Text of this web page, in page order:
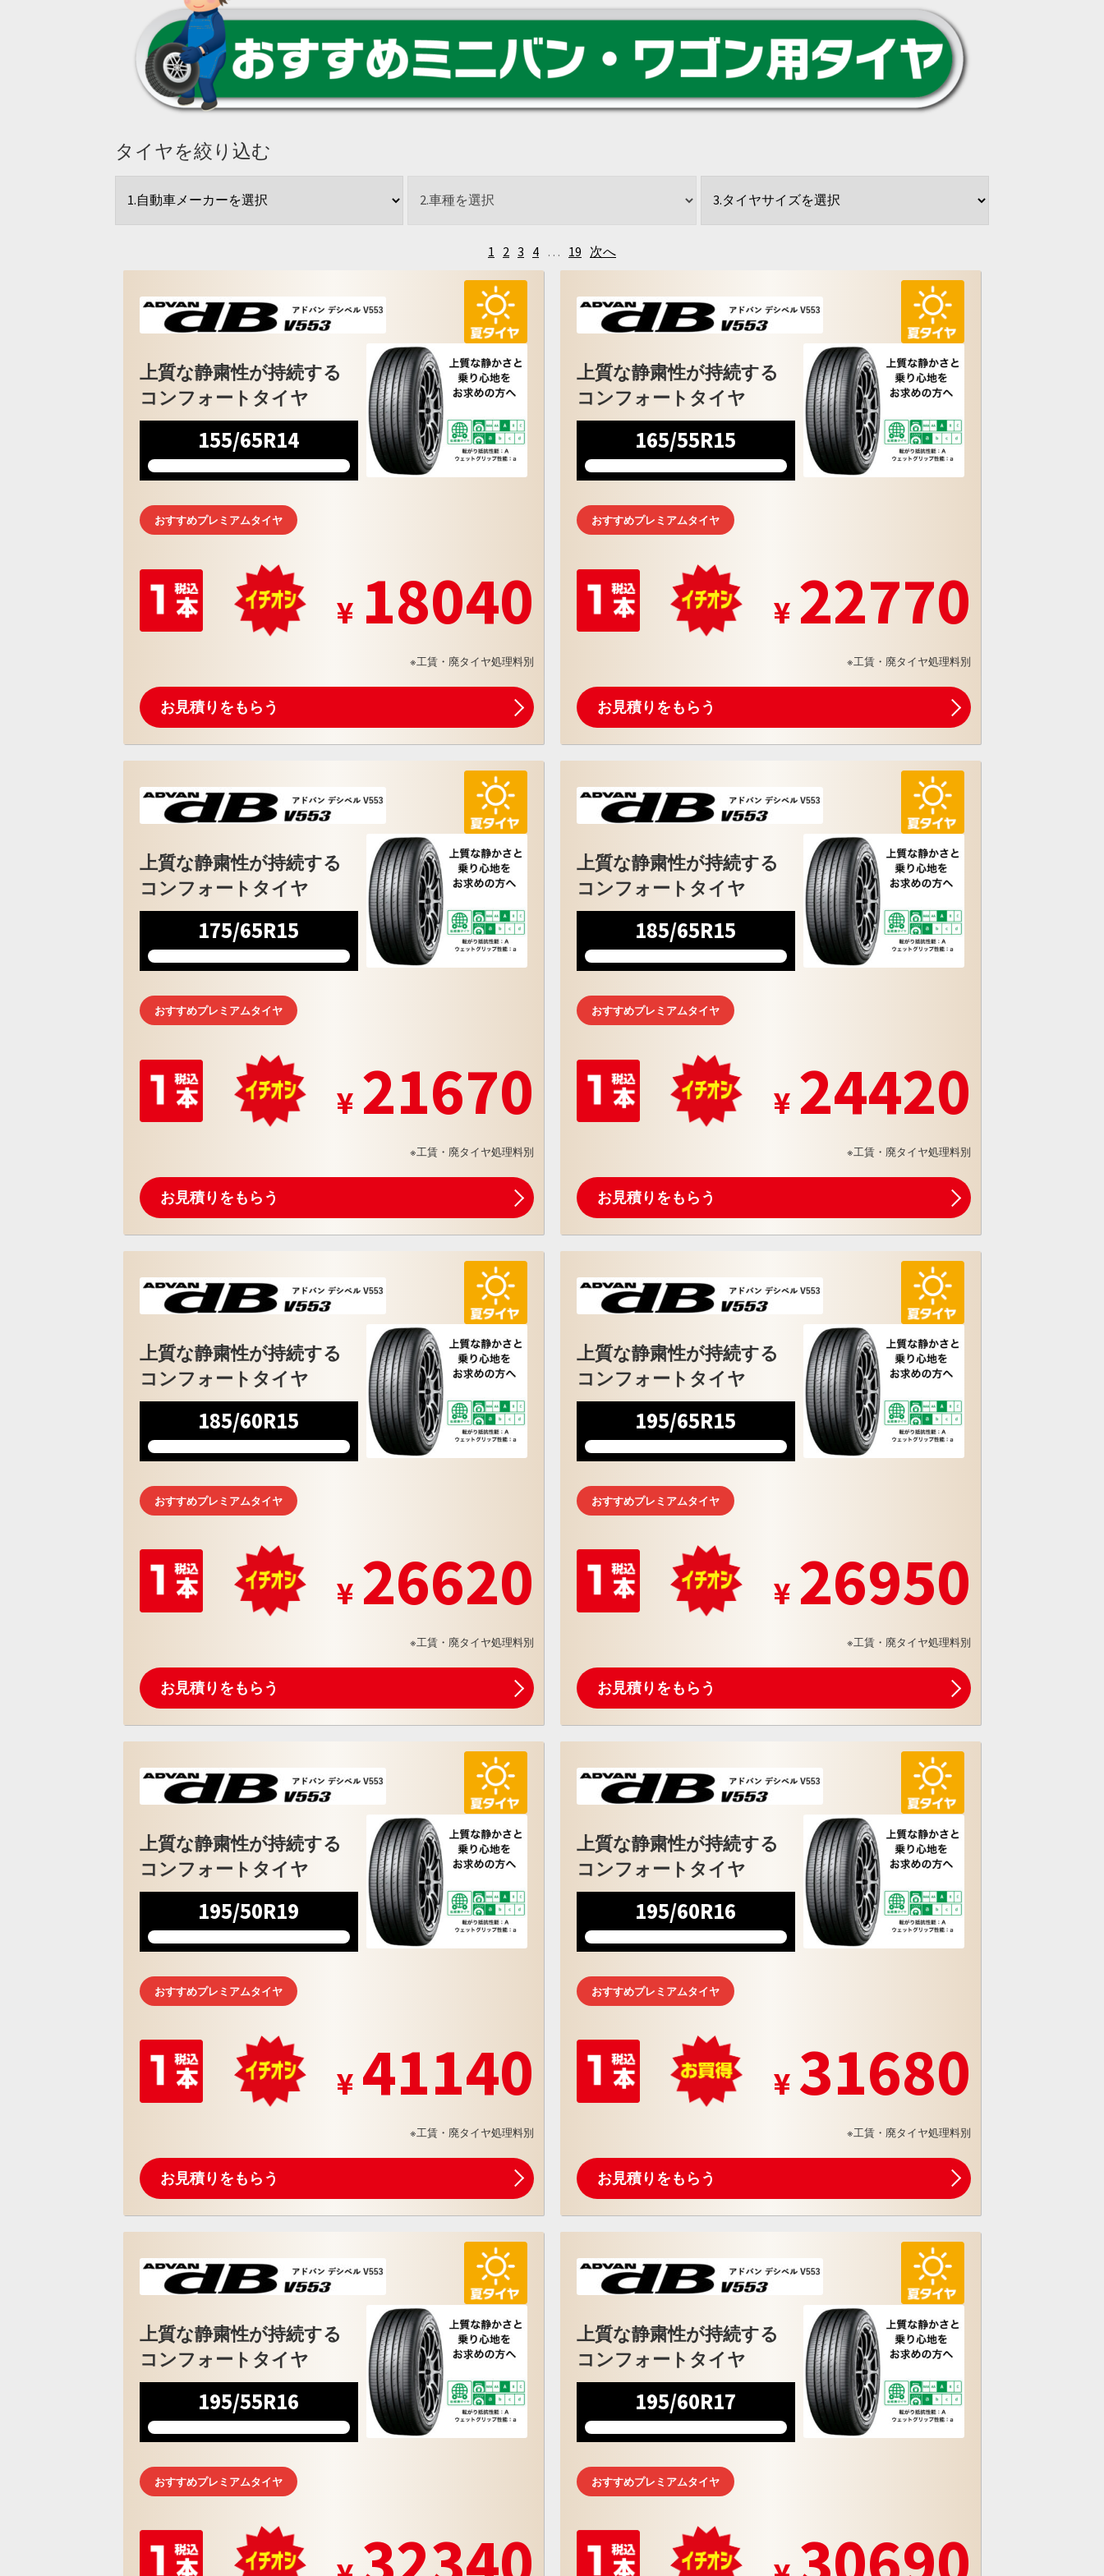
タイヤを絞り込む
1 2 3 4 … 19 次へ
上質な静粛性が持続する
コンフォートタイヤ
155/65R14
おすすめプレミアムタイヤ
18040
※工賃・廃タイヤ処理料別
お見積りをもらう
上質な静粛性が持続する
コンフォートタイヤ
165/55R15
おすすめプレミアムタイヤ
22770
※工賃・廃タイヤ処理料別
お見積りをもらう
上質な静粛性が持続する
コンフォートタイヤ
175/65R15
おすすめプレミアムタイヤ
21670
※工賃・廃タイヤ処理料別
お見積りをもらう
上質な静粛性が持続する
コンフォートタイヤ
185/65R15
おすすめプレミアムタイヤ
24420
※工賃・廃タイヤ処理料別
お見積りをもらう
上質な静粛性が持続する
コンフォートタイヤ
185/60R15
おすすめプレミアムタイヤ
26620
※工賃・廃タイヤ処理料別
お見積りをもらう
上質な静粛性が持続する
コンフォートタイヤ
195/65R15
おすすめプレミアムタイヤ
26950
※工賃・廃タイヤ処理料別
お見積りをもらう
上質な静粛性が持続する
コンフォートタイヤ
195/50R19
おすすめプレミアムタイヤ
41140
※工賃・廃タイヤ処理料別
お見積りをもらう
上質な静粛性が持続する
コンフォートタイヤ
195/60R16
おすすめプレミアムタイヤ
31680
※工賃・廃タイヤ処理料別
お見積りをもらう
上質な静粛性が持続する
コンフォートタイヤ
195/55R16
おすすめプレミアムタイヤ
上質な静粛性が持続する
コンフォートタイヤ
195/60R17
おすすめプレミアムタイヤ